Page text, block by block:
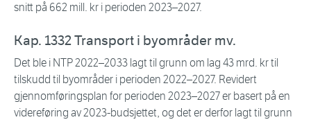
snitt på 662 mill. kr i perioden 2023–2027.
Kap. 1332 Transport i byområder mv.
Det ble i NTP 2022–2033 lagt til grunn om lag 43 mrd. kr til
tilskudd til byområder i perioden 2022–2027. Revidert
gjennomføringsplan for perioden 2023–2027 er basert på en
videreføring av 2023-budsjettet, og det er derfor lagt til grunn